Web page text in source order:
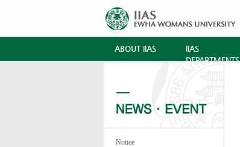
ABOUT IIAS
IIAS
DEPARTMENTS
Notice